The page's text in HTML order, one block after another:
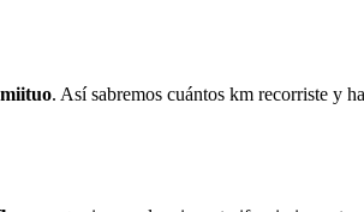
miituo. Así sabremos cuántos km recorriste y